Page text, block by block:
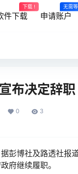
件下载
下载 !
申请账户
无需
布决定辞职
0 3
彭博社及路透社报
府继续履职。